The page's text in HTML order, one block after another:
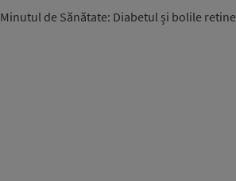
Minutul de Sănătate: Diabetul și bolile